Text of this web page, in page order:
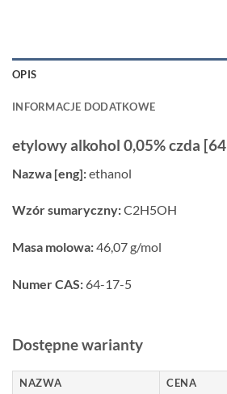
OPIS
INFORMACJE DODATKOWE
etylowy alkohol 0,05% czda
Nazwa [eng]:ethanol
Wzór sumaryczny:C2H5OH
Masa molowa:46,07 g/mol
Numer CAS: 64-17-5
Dostępne warianty
NAZWA CENA